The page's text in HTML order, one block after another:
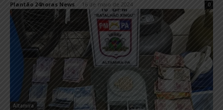
Plantão 24horas News 16 de maio de 2024 0
Altamira